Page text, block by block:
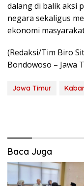
dalang di balik aksi
negara sekaligus
ekonomi
(Redaksi/Tim Biro
Bondowoso – Jawa
Jawa Timur
Baca Juga